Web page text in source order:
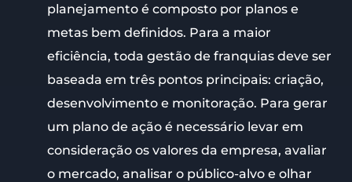
planejamento é composto por planos e
metas bem definidos. Para a maior
eficiência, toda gestão de franquias deve ser
baseada em três pontos principais: criação,
desenvolvimento e monitoração. Para gerar
um plano de ação é necessário levar em
consideração os valores da empresa, avaliar
o mercado, analisar o público-alvo e olhar